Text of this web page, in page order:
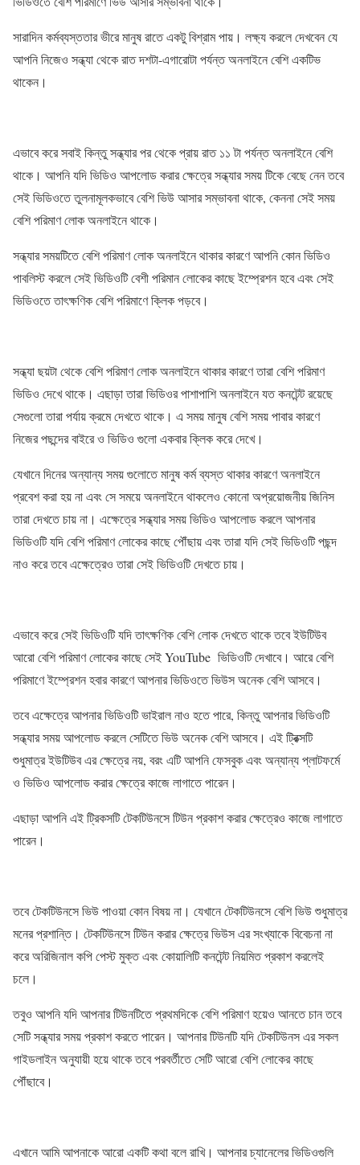
সারাদিন কর্মব্যস্ততার ভীরে মানুষ রাতে একটু বিশ্রাম পায়। লক্ষ্য করলে দেখবেন যে
আপনি নিজেও সন্ধ্যা থেকে রাত দশটা-এগারোটা পর্যন্ত অনলাইনে বেশি একটিভ
থাকেন।
এভাবে করে সবাই কিন্তু সন্ধ্যার পর থেকে প্রায় রাত ১১ টা পর্যন্ত অনলাইনে বেশি
থাকে। আপনি যদি ভিডিও আপলোড করার ক্ষেত্রে সন্ধ্যার সময় টিকে বেছে নেন তবে
সেই ভিডিওতে তুলনামূলকভাবে বেশি ভিউ আসার সম্ভাবনা থাকে, কেননা সেই সময়
বেশি পরিমাণ লোক অনলাইনে থাকে।
সন্ধ্যার সময়টিতে বেশি পরিমাণ লোক অনলাইনে থাকার কারণে আপনি কোন ভিডিও
পাবলিস্ট করলে সেই ভিডিওটি বেশী পরিমান লোকের কাছে ইম্প্রেশন হবে এবং সেই
ভিডিওতে তাৎক্ষণিক বেশি পরিমাণে ক্লিক পড়বে।
সন্ধ্যা ছয়টা থেকে বেশি পরিমাণ লোক অনলাইনে থাকার কারণে তারা বেশি পরিমাণ
ভিডিও দেখে থাকে। এছাড়া তারা ভিডিওর পাশাপাশি অনলাইনে যত কনটেন্ট রয়েছে
সেগুলো তারা পর্যায় ক্রমে দেখতে থাকে। এ সময় মানুষ বেশি সময় পাবার কারণে
নিজের পছন্দের বাইরে ও ভিডিও গুলো একবার ক্লিক করে দেখে।
যেখানে দিনের অন্যান্য সময় গুলোতে মানুষ কর্ম ব্যস্ত থাকার কারণে অনলাইনে
প্রবেশ করা হয় না এবং সে সময়ে অনলাইনে থাকলেও কোনো অপ্রয়োজনীয় জিনিস
তারা দেখতে চায় না। এক্ষেত্রে সন্ধ্যার সময় ভিডিও আপলোড করলে আপনার
ভিডিওটি যদি বেশি পরিমাণ লোকের কাছে পৌঁছায় এবং তারা যদি সেই ভিডিওটি পছন্দ
নাও করে তবে এক্ষেত্রেও তারা সেই ভিডিওটি দেখতে চায়।
এভাবে করে সেই ভিডিওটি যদি তাৎক্ষণিক বেশি লোক দেখতে থাকে তবে ইউটিউব
আরো বেশি পরিমাণ লোকের কাছে সেই YouTube ভিডিওটি দেখাবে। আরে বেশি
পরিমাণে ইম্প্রেশন হবার কারণে আপনার ভিডিওতে ভিউস অনেক বেশি আসবে।
তবে এক্ষেত্রে আপনার ভিডিওটি ভাইরাল নাও হতে পারে, কিন্তু আপনার ভিডিওটি
সন্ধ্যার সময় আপলোড করলে সেটিতে ভিউ অনেক বেশি আসবে। এই ট্রিক্সটি
শুধুমাত্র ইউটিউব এর ক্ষেত্রে নয়, বরং এটি আপনি ফেসবুক এবং অন্যান্য প্লাটফর্মে
ও ভিডিও আপলোড করার ক্ষেত্রে কাজে লাগাতে পারেন।
এছাড়া আপনি এই ট্রিকসটি টেকটিউনসে টিউন প্রকাশ করার ক্ষেত্রেও কাজে লাগাতে
পারেন।
তবে টেকটিউনসে ভিউ পাওয়া কোন বিষয় না। যেখানে টেকটিউনসে বেশি ভিউ শুধুমাত্র
মনের প্রশান্তি। টেকটিউনসে টিউন করার ক্ষেত্রে ভিউস এর সংখ্যাকে বিবেচনা না
করে অরিজিনাল কপি পেস্ট মুক্ত এবং কোয়ালিটি কনটেন্ট নিয়মিত প্রকাশ করলেই
চলে।
তবুও আপনি যদি আপনার টিউনটিতে প্রথমদিকে বেশি পরিমাণ হয়েও আনতে চান তবে
সেটি সন্ধ্যার সময় প্রকাশ করতে পারেন। আপনার টিউনটি যদি টেকটিউনস এর সকল
গাইডলাইন অনুযায়ী হয়ে থাকে তবে পরবর্তীতে সেটি আরো বেশি লোকের কাছে
পৌঁছাবে।
এখানে আমি আপনাকে আরো একটি কথা বলে রাখি। আপনার চ্যানেলের ভিডিওগুলি